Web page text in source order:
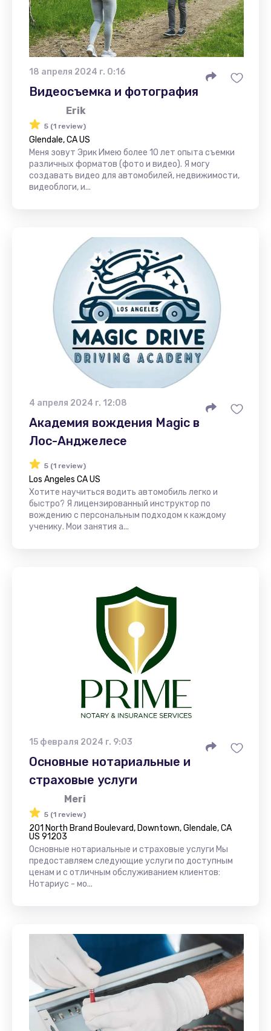
18 апреля 2024 г. 0:16
Видеосъемка и фотография
Erik
5 (1 review)
Glendale, CA US
Меня зовут Эрик Имею более 10 лет опыта съемки
различных форматов (фото и видео). Я могу
создавать видео для автомобилей, недвижимости,
видеоблоги, и...
4 апреля 2024 г. 12:08
Академия вождения Magic в
Лос-Анджелесе
5 (1 review)
Los Angeles CA US
Хотите научиться водить автомобиль легко и
быстро? Я лицензированный инструктор по
вождению с персональным подходом к каждому
ученику. Мои занятия а...
15 февраля 2024 г. 9:03
Основные нотариальные и
страховые услуги
Meri
5 (1 review)
201 North Brand Boulevard, Downtown, Glendale, CA
US 91203
Основные нотариальные и страховые услуги Мы
предоставляем следующие услуги по доступным
ценам и с отличным обслуживанием клиентов:
Нотариус - мо...